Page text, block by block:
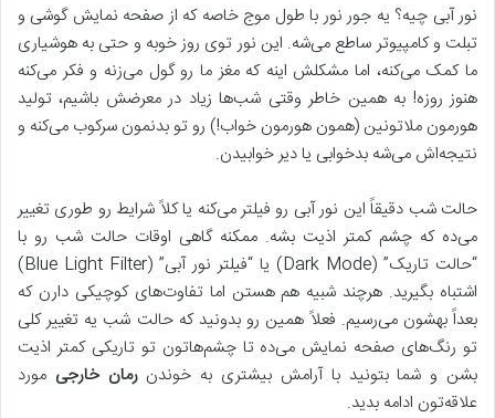
نور آبی چیه؟ یه جور نور با طول موج خاصه که از صفحه نمایش گوشی و
تبلت و کامپیوتر ساطع می‌شه. این نور توی روز خوبه و حتی به هوشیاری
ما کمک می‌کنه، اما مشکلش اینه که مغز ما رو گول می‌زنه و فکر می‌کنه
هنوز روزه! به همین خاطر وقتی شب‌ها زیاد در معرضش باشیم، تولید
هورمون ملاتونین (همون هورمون خواب!) رو تو بدنمون سرکوب می‌کنه و
نتیجه‌اش می‌شه بدخوابی یا دیر خوابیدن.
حالت شب دقیقاً این نور آبی رو فیلتر می‌کنه یا کلاً شرایط رو طوری تغییر
می‌ده که چشم کمتر اذیت بشه. ممکنه گاهی اوقات حالت شب رو با
“حالت تاریک” (Dark Mode) یا “فیلتر نور آبی” (Blue Light Filter)
اشتباه بگیرید. هرچند شبیه هم هستن اما تفاوت‌های کوچیکی دارن که
بعداً بهشون می‌رسیم. فعلاً همین رو بدونید که حالت شب یه تغییر کلی
تو رنگ‌های صفحه نمایش می‌ده تا چشم‌هاتون تو تاریکی کمتر اذیت
بشن و شما بتونید با آرامش بیشتری به خوندنرمان خارجی مورد
علاقه‌تون ادامه بدید.